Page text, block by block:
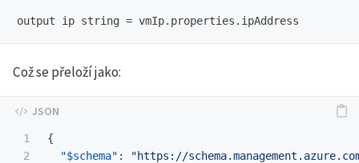
Což se přeloží jako:
1
2
{
"$schema" :
"https://